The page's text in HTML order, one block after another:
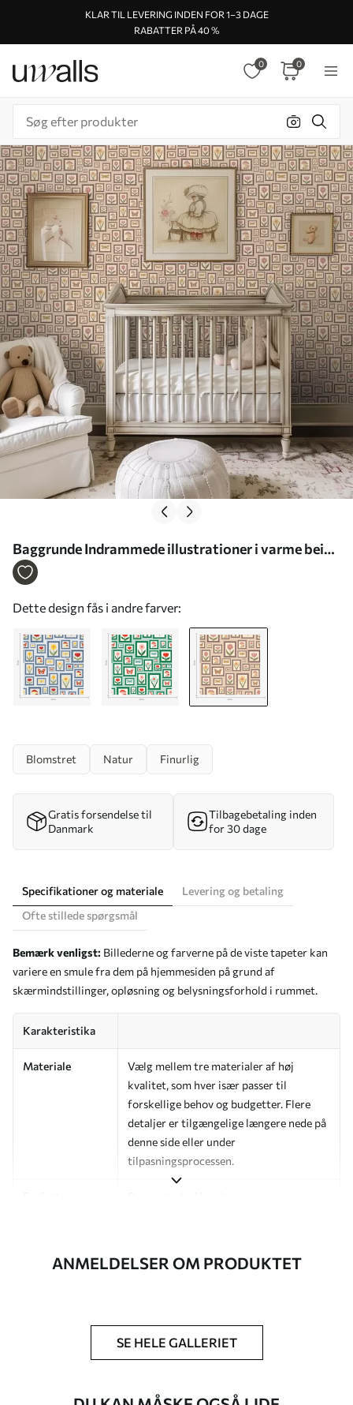
KLAR TIL LEVERING INDEN FOR 1–3 DAGE
RABATTER PÅ 40 %
0 0
Baggrunde Indrammede illustrationer i varme beige
nuancer Nr. a01176v2
Dette design fås i andre farver:
Blomstret Natur Finurlig
Gratis forsendelse til
Danmark
Tilbagebetaling inden
for 30 dage
Specifikationer og materiale
Levering og betaling
Ofte stillede spørgsmål
Bemærk venligst: Billederne og farverne på de viste tapeter kan
variere en smule fra dem på hjemmesiden på grund af
skærmindstillinger, opløsning og belysningsforhold i rummet.
Karakteristika
Materiale
Vælg mellem tre materialer af høj
kvalitet, som hver især passer til
forskellige behov og budgetter. Flere
detaljer er tilgængelige længere nede på
denne side eller under
tilpasningsprocessen.
Efterbehandling Halvmat.
med en bredde på op til 50 cm.
muligheder
tapetklæber.
ANMELDELSER OM PRODUKTET
SE HELE GALLERIET